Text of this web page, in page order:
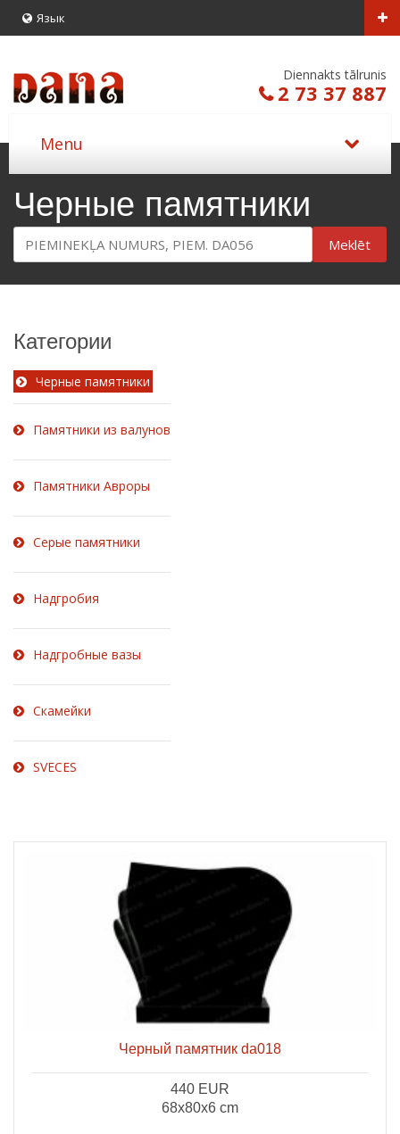
Язык
Diennakts tālrunis
2 73 37 887
Черные памятники
Meklēt
Категории
Черные памятники
Памятники из валунов
Памятники Авроры
Серые памятники
Надгробия
Надгробные вазы
Скамейки
SVECES
Черный памятник da018
440 EUR
68x80x6 cm